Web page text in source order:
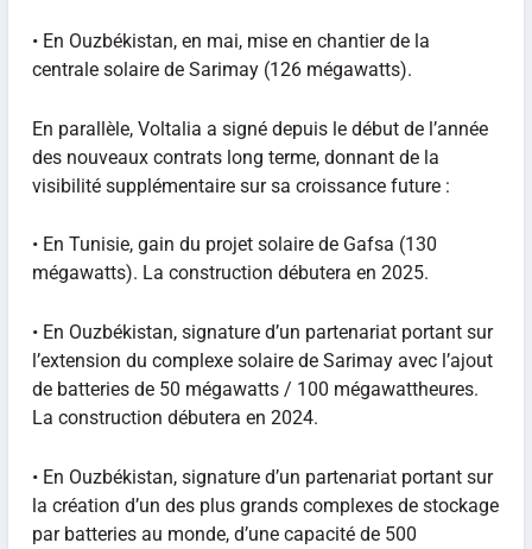
• En Ouzbékistan, en mai, mise en chantier de la
centrale solaire de Sarimay (126 mégawatts).
En parallèle, Voltalia a signé depuis le début de l’année
des nouveaux contrats long terme, donnant de la
visibilité supplémentaire sur sa croissance future :
• En Tunisie, gain du projet solaire de Gafsa (130
mégawatts). La construction débutera en 2025.
• En Ouzbékistan, signature d’un partenariat portant sur
l’extension du complexe solaire de Sarimay avec l’ajout
de batteries de 50 mégawatts / 100 mégawattheures.
La construction débutera en 2024.
• En Ouzbékistan, signature d’un partenariat portant sur
la création d’un des plus grands complexes de stockage
par batteries au monde, d’une capacité de 500